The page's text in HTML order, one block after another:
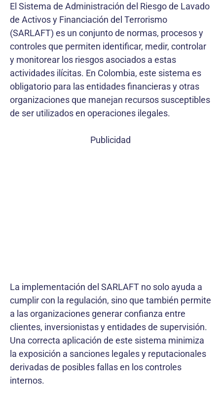
El Sistema de Administración del Riesgo de Lavado
de Activos y Financiación del Terrorismo
(SARLAFT) es un conjunto de normas, procesos y
controles que permiten identificar, medir, controlar
y monitorear los riesgos asociados a estas
actividades ilícitas. En Colombia, este sistema es
obligatorio para las entidades financieras y otras
organizaciones que manejan recursos susceptibles
de ser utilizados en operaciones ilegales.
Publicidad
La implementación del SARLAFT no solo ayuda a
cumplir con la regulación, sino que también permite
a las organizaciones generar confianza entre
clientes, inversionistas y entidades de supervisión.
Una correcta aplicación de este sistema minimiza
la exposición a sanciones legales y reputacionales
derivadas de posibles fallas en los controles
internos.